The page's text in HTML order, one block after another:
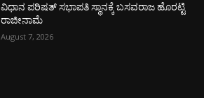
ವಿಧಾನ ಪರಿಷತ್ ಸಭಾಪತಿ ಸ್ಥಾನಕ್ಕೆ ಬಸವರಾಜ ಹೊರಟ್ಟಿ
ರಾಜೀನಾಮೆ
August 7, 2026